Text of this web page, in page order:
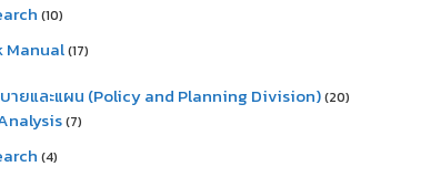
(10)
Manual(17)
ายและแผน (Policy and Planning Division)(20)
(7)
(4)